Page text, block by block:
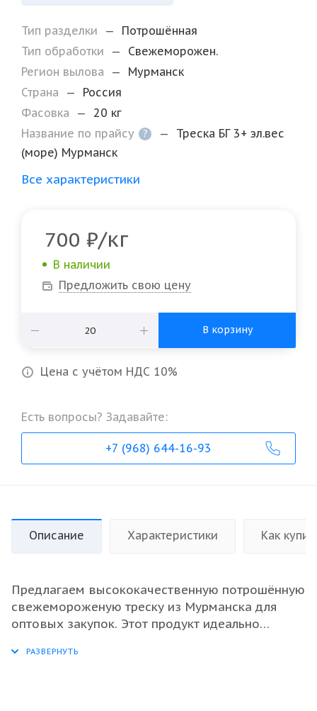
Тип разделки —
Потрошённая
Тип обработки
—
Свежеморожен.
Регион вылова
—
Мурманск
Страна
—
Россия
Фасовка
— 20 кг
Название по прайсу
? —
Треска БГ 3+ эл.вес
(море) Мурманск
Все характеристики
700 ₽/кг
В наличии
Предложить свою цену
В корзину
Цена с учётом НДС 10%
Есть вопросы? Задавайте:
+7 (968) 644-16-93
Описание Характеристики Как
Предлагаем высококачественную потрошённую
свежемороженую треску из Мурманска для
оптовых закупок. Этот продукт идеально
магазинов и перерабатывающих предприятий.